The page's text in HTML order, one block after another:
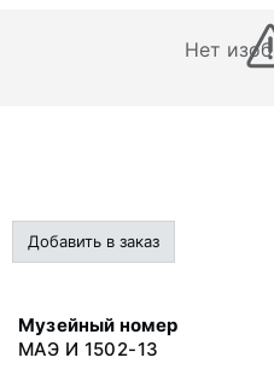
Нет
Добавить в заказ
Музейный номер
МАЭ И 1502-13